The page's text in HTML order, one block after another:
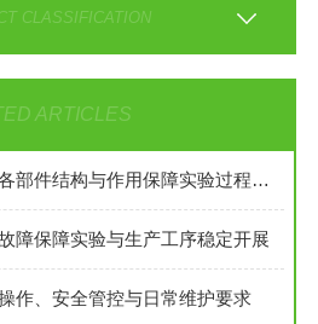
CLASSIFICATION
ARTICLES
熟悉高温高压反应釜各部件结构与作用保障实验过程安全稳定
障保障实验与生产工序稳定开展
作、安全管控与日常维护要求